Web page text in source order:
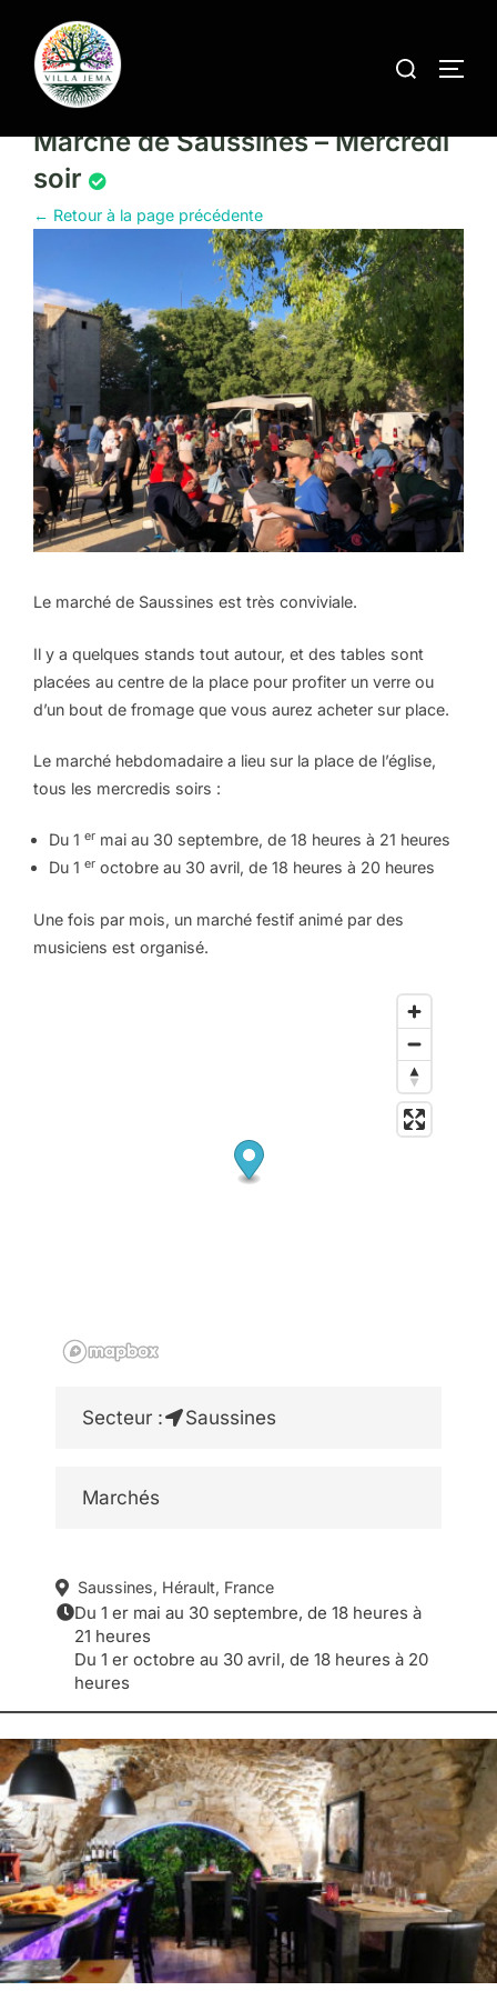
contenu
Rechercher :
Marché de Saussines – Mercredi
soir
← Retour à la page précédente
Le marché de Saussines est très conviviale.
Il y a quelques stands tout autour, et des tables sont
placées au centre de la place pour profiter un verre ou
d’un bout de fromage que vous aurez acheter sur place.
Le marché hebdomadaire a lieu sur la place de l’église,
tous les mercredis soirs :
Du 1er mai au 30 septembre, de 18 heures à 21 heures
Du 1er octobre au 30 avril, de 18 heures à 20 heures
Une fois par mois, un marché festif animé par des
musiciens est organisé.
Secteur : Saussines
Marchés
Saussines, Hérault, France
Du 1 er mai au 30 septembre, de 18 heures à
21 heures
Du 1 er octobre au 30 avril, de 18 heures à 20
heures